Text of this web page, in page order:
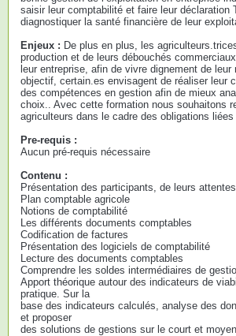
saisir leur comptabilité et faire leur
diagnostiquer la santé financière de leur
Enjeux : De plus en plus, les
production et de leurs débouchés
leur entreprise, afin de vivre dignement de
objectif, certain.es envisagent de réaliser leur
des compétences en gestion afin de mieux
choix.. Avec cette formation nous souhaitons
agriculteurs dans le cadre des obligations
Pre-requis :
Aucun pré-requis nécessaire
Contenu :
Présentation des participants, de leurs
Plan comptable agricole
Notions de comptabilité
Les différents documents comptables
Codification de factures
Présentation des logiciels de comptabilité
Lecture des documents comptables
Comprendre les soldes intermédiaires de
Apport théorique autour des indicateurs de
pratique. Sur la
base des indicateurs calculés, analyse des
et proposer
des solutions de gestions sur le court et